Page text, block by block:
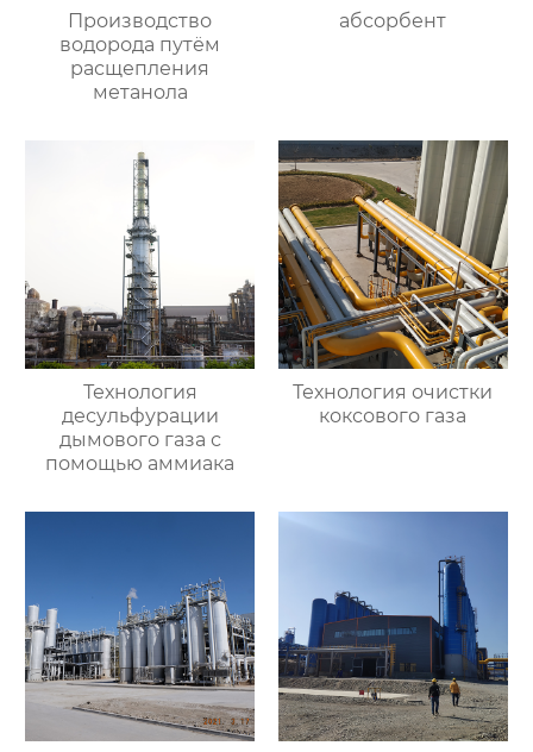
Производство
водорода путём
расщепления
метанола
абсорбент
Технология
десульфурации
дымового газа с
помощью аммиака
Технология очистки
коксового газа